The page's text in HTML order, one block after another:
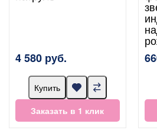
4 580 руб.
Купить
Заказать в 1 клик